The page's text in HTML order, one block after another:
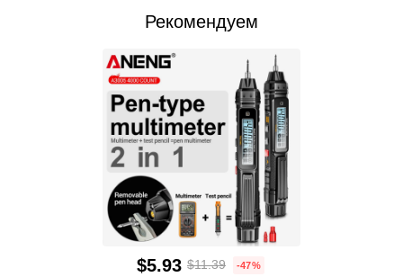
Рекомендуем
$5.93 $11.39 -47%